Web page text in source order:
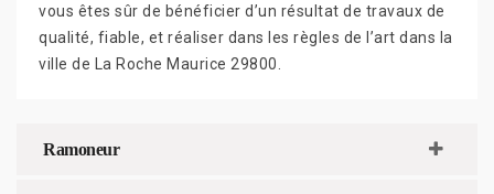
vous êtes sûr de bénéficier d’un résultat de travaux de
qualité, fiable, et réaliser dans les règles de l’art dans la
ville de La Roche Maurice 29800.
Ramoneur